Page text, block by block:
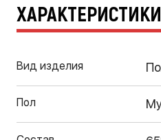
ХАРАКТЕРИСТИКИ
Вид изделия
Пол